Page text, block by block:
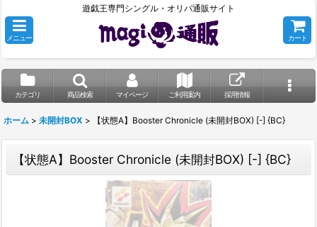
遊戯王専門シングル・オリパ通販サイト
メニュー カート
カテゴリ 商品検索 マイページ ご利用案内 採用情報
ホーム > 未開封BOX > 【状態A】Booster Chronicle (未開封BOX) [-] {BC}
【状態A】Booster Chronicle (未開封BOX) [-] {BC}